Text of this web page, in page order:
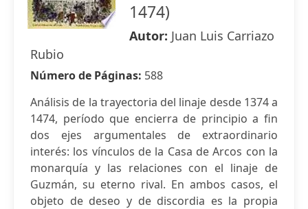
1474)
Autor: Juan Luis Carriazo
Rubio
Número de Páginas: 588
Análisis de la trayectoria del linaje desde 1374 a
1474, período que encierra de principio a fin
dos ejes argumentales de extraordinario
interés: los vínculos de la Casa de Arcos con la
monarquía y las relaciones con el linaje de
Guzmán, su eterno rival. En ambos casos, el
objeto de deseo y de discordia es la propia